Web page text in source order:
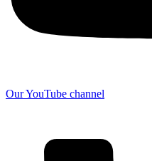
Our YouTube channel